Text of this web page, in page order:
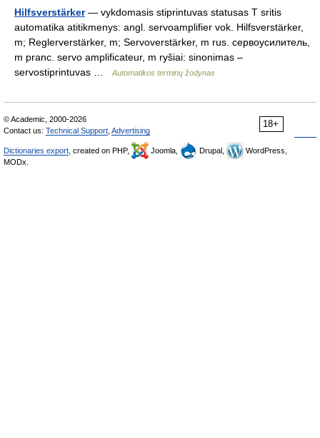
Hilfsverstärker— vykdomasis stiprintuvas statusas T sritis
automatika atitikmenys: angl. servoamplifier vok. Hilfsverstärker,
m; Reglerverstärker, m; Servoverstärker, m rus. сервоусилитель,
m pranc. servo amplificateur, m ryšiai: sinonimas –
servostiprintuvas …
Automatikos terminų žodynas
18+
© Academic, 2000-2026
Contact us: Technical Support Advertising
Dictionaries export , created on PHP, Joomla, Drupal,
WordPress,
MODx.